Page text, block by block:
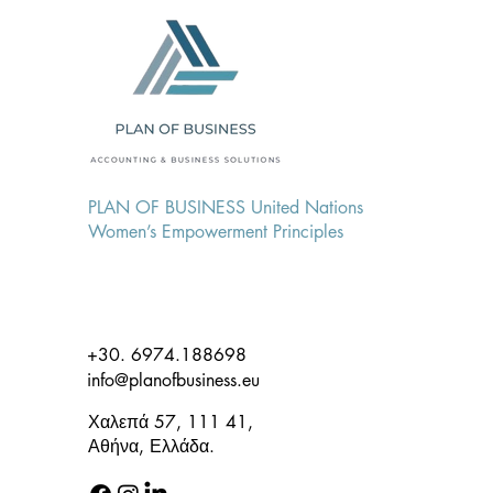
Εργαλεία Ανάλυσης
PLAN OF BUSINESS United Nations
Women’s Empowerment Principles
+30. 6974.188698
info@planofbusiness.eu
Χαλεπά 57, 111 41,
Αθήνα, Ελλάδα.